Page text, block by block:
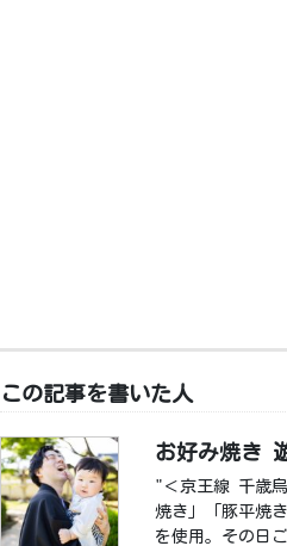
この記事を書いた人
お好み焼き
"＜京王線 千歳
焼き」「豚平焼
を使用。その日